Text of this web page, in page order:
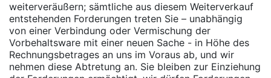
weiterveräußern; sämtliche aus diesem Weiterverkauf
entstehenden Forderungen treten Sie – unabhängig
von einer Verbindung oder Vermischung der
Vorbehaltsware mit einer neuen Sache - in Höhe des
Rechnungsbetrages an uns im Voraus ab, und wir
nehmen diese Abtretung an. Sie bleiben zur Einziehung